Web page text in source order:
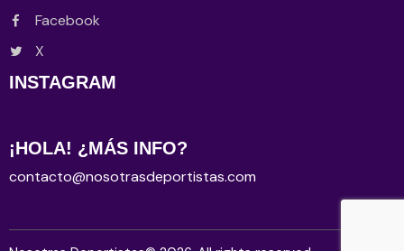
Facebook
X
INSTAGRAM
¡HOLA! ¿MÁS INFO?
contacto@nosotrasdeportistas.com